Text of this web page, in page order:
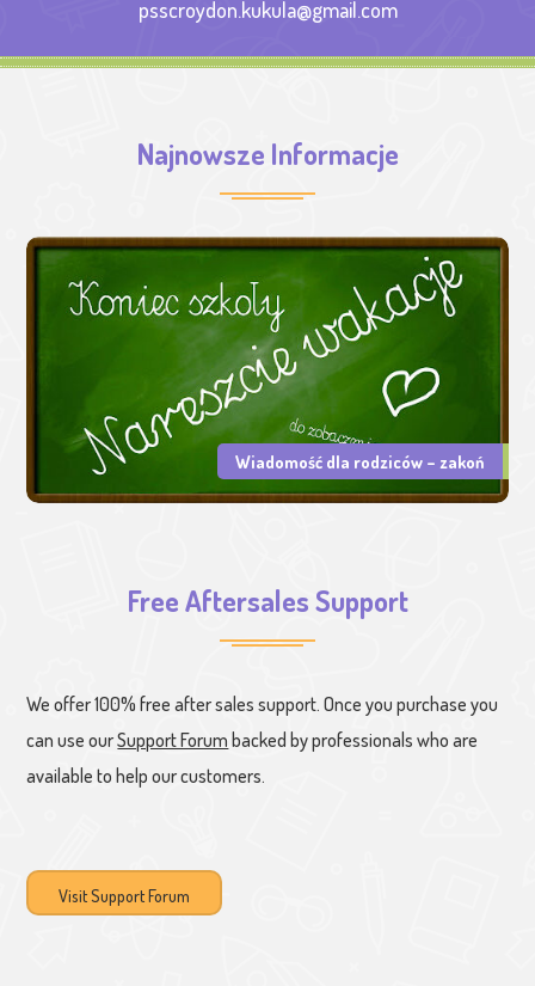
psscroydon.kukula@gmail.com
Najnowsze Informacje
Wiadomość dla rodziców – zakoń
Free Aftersales Support
We offer 100% free after sales support. Once you purchase you
can use ourSupport Forum backed by professionals who are
available to help our customers.
Visit Support Forum